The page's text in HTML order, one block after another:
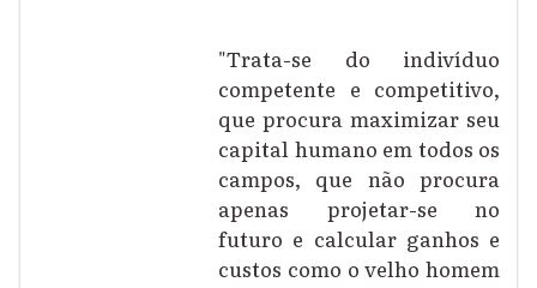
"Trata-se do indivíduo
competente e competitivo,
que procura maximizar seu
capital humano em todos os
campos, que não procura
apenas projetar-se no
futuro e calcular ganhos e
custos como o velho homem